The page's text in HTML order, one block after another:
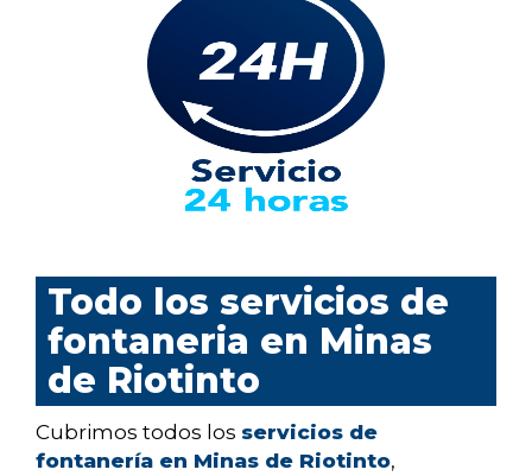
Todo los servicios de
fontaneria en Minas
de Riotinto
Cubrimos todos los servicios de
fontanería en Minas de Riotinto,